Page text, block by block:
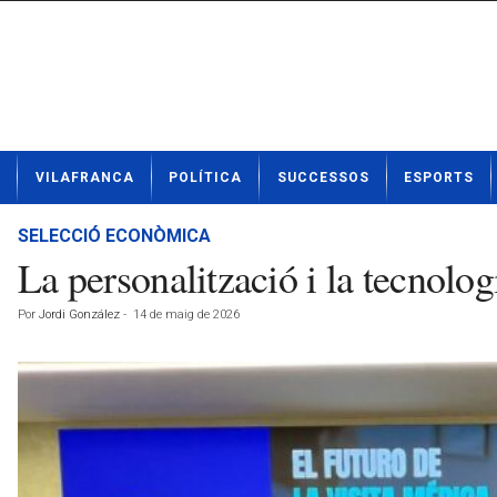
t
VILAFRANCA POLÍTICA SUCCESSOS ESPORTS
SELECCIÓ ECONÒMICA
La personalització i la
Por Jordi González - 14 de maig de 2026